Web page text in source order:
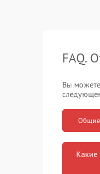
FAQ.
Вы
Какие